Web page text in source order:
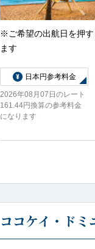
※ご希望の出航日を押
ます
日本円参考料金
2026年08月07日のレート
161.44円換算の参考料金
になります
ココケイ・ド